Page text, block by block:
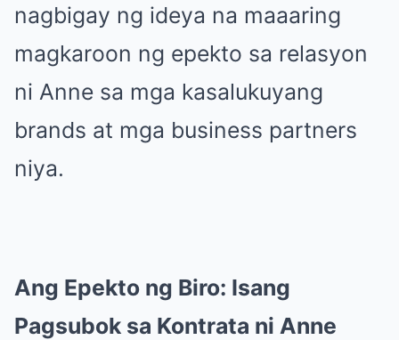
nagbigay ng ideya na maaaring
magkaroon ng epekto sa relasyon
ni Anne sa mga kasalukuyang
brands at mga business partners
niya.
Ang Epekto ng Biro: Isang
Pagsubok sa Kontrata ni Anne